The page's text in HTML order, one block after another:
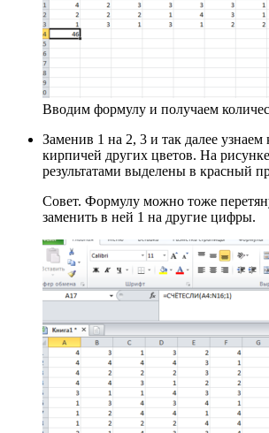
Вводим формулу и получаем
Заменив 1 на 2, 3 и так далее узнаем
кирпичей других цветов. На
результатами выделены в красный
Совет. Формулу можно тоже
заменить в ней 1 на другие цифры.